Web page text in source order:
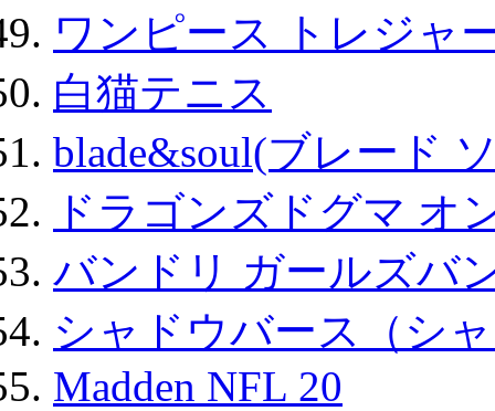
ワンピース トレジャ
白猫テニス
blade&soul(ブレード
ドラゴンズドグマ オ
バンドリ ガールズバ
シャドウバース（シ
Madden NFL 20